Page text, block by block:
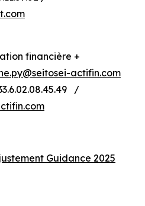
financière +
actifin.com
/
Guidance 2025